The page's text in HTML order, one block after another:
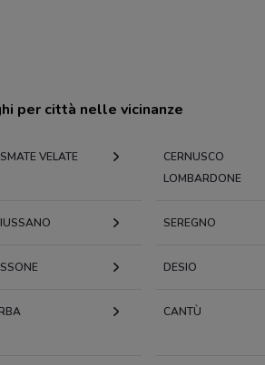
per città nelle vicinanze
VELATE
CERNUSCO
LOMBARDONE
SEREGNO
DESIO
CANTÙ